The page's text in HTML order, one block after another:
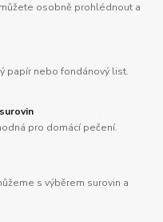
osobně prohlédnout a
papír nebo fondánový list.
pro domácí pečení.
s výběrem surovin a